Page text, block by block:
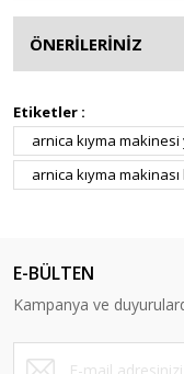
ÖNERİLERİNİZ
Etiketler :
arnica kıyma
arnica kıyma makinası
E-BÜLTEN
Kampanya ve